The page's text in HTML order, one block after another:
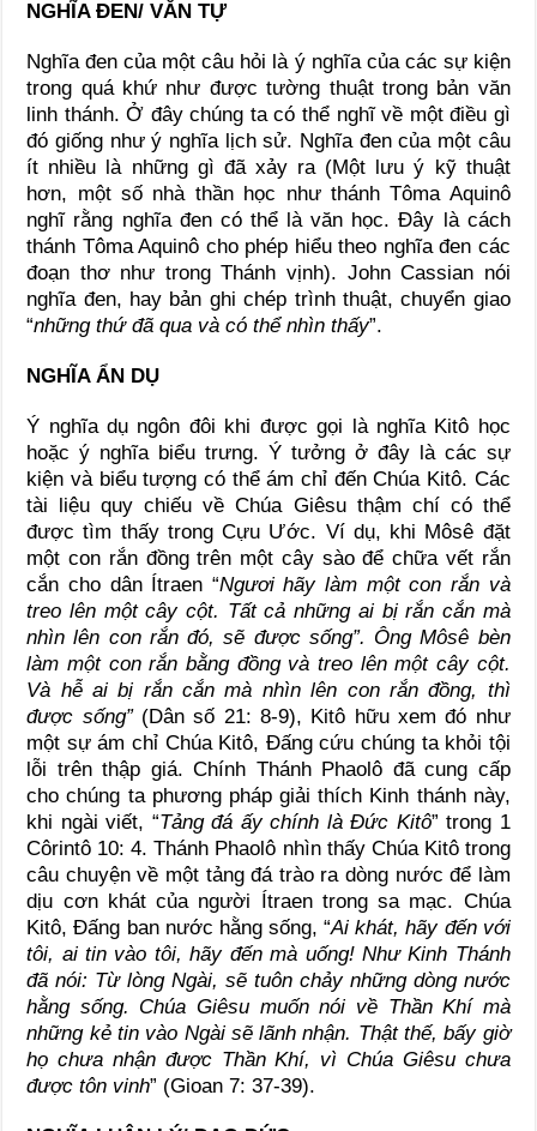
NGHĨA ĐEN/ VĂN TỰ
Nghĩa đen của một câu hỏi là ý nghĩa của các sự kiện
trong quá khứ như được tường thuật trong bản văn
linh thánh. Ở đây chúng ta có thể nghĩ về một điều gì
đó giống như ý nghĩa lịch sử. Nghĩa đen của một câu
ít nhiều là những gì đã xảy ra (Một lưu ý kỹ thuật
hơn, một số nhà thần học như thánh Tôma Aquinô
nghĩ rằng nghĩa đen có thể là văn học. Đây là cách
thánh Tôma Aquinô cho phép hiểu theo nghĩa đen các
đoạn thơ như trong Thánh vịnh). John Cassian nói
nghĩa đen, hay bản ghi chép trình thuật, chuyển giao
“những thứ đã qua và có thể nhìn thấy”.
NGHĨA ẨN DỤ
Ý nghĩa dụ ngôn đôi khi được gọi là nghĩa Kitô học
hoặc ý nghĩa biểu trưng. Ý tưởng ở đây là các sự
kiện và biểu tượng có thể ám chỉ đến Chúa Kitô. Các
tài liệu quy chiếu về Chúa Giêsu thậm chí có thể
được tìm thấy trong Cựu Ước. Ví dụ, khi Môsê đặt
một con rắn đồng trên một cây sào để chữa vết rắn
cắn cho dân Ítraen “Ngươi hãy làm một con rắn và
treo lên một cây cột. Tất cả những ai bị rắn cắn mà
nhìn lên con rắn đó, sẽ được sống”. Ông Môsê bèn
làm một con rắn bằng đồng và treo lên một cây cột.
Và hễ ai bị rắn cắn mà nhìn lên con rắn đồng, thì
được sống” (Dân số 21: 8-9), Kitô hữu xem đó như
một sự ám chỉ Chúa Kitô, Đấng cứu chúng ta khỏi tội
lỗi trên thập giá. Chính Thánh Phaolô đã cung cấp
cho chúng ta phương pháp giải thích Kinh thánh này,
khi ngài viết, “Tảng đá ấy chính là Đức Kitô” trong 1
Côrintô 10: 4. Thánh Phaolô nhìn thấy Chúa Kitô trong
câu chuyện về một tảng đá trào ra dòng nước để làm
dịu cơn khát của người Ítraen trong sa mạc. Chúa
Kitô, Đấng ban nước hằng sống, “Ai khát, hãy đến với
tôi, ai tin vào tôi, hãy đến mà uống! Như Kinh Thánh
đã nói: Từ lòng Ngài, sẽ tuôn chảy những dòng nước
hằng sống. Chúa Giêsu muốn nói về Thần Khí mà
những kẻ tin vào Ngài sẽ lãnh nhận. Thật thế, bấy giờ
họ chưa nhận được Thần Khí, vì Chúa Giêsu chưa
được tôn vinh” (Gioan 7: 37-39).